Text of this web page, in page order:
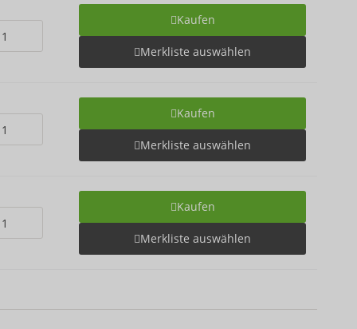
Kaufen
Merkliste auswählen
Kaufen
Merkliste auswählen
Kaufen
Merkliste auswählen